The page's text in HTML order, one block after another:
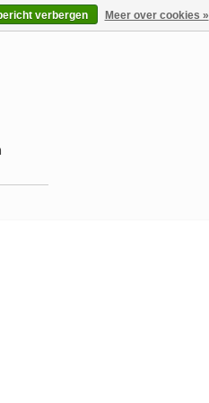
verbergen Meer over cookies »